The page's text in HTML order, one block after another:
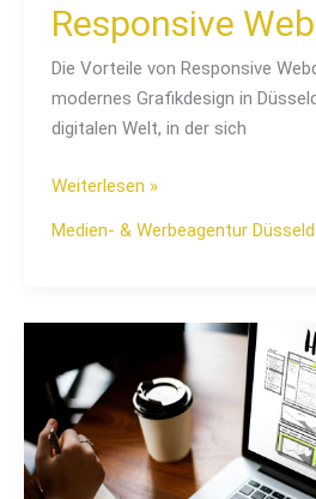
Responsive
Die Vorteile von Responsive
modernes Grafikdesign in
digitalen Welt, in der sich
Weiterlesen »
Medien- & Werbeagentur
erstellen
Sie
eine
erfolgreiche
Landingpage